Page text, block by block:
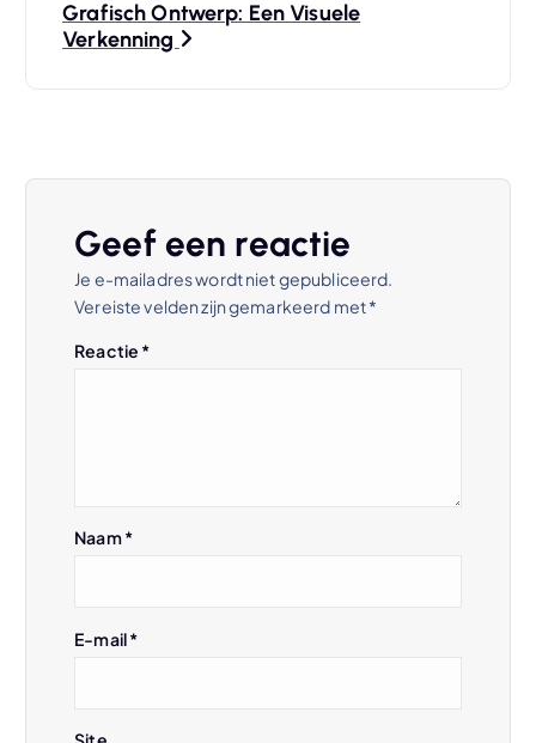
Grafisch Ontwerp: Een Visuele
Verkenning
Geef een reactie
Je e-mailadres wordt niet gepubliceerd.
Vereiste velden zijn gemarkeerd met*
Reactie *
Naam*
E-mail*